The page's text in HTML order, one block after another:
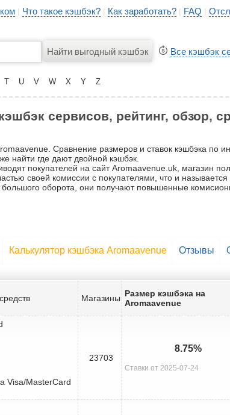
| Что такое кэшбэк? | Как заработать? | FAQ |
Все кэшбэк
T U V W X Y Z
сервисов, рейтинг, обзор,
Сравнение размеров и ставок кэшбэка
найти где дают двойной кэшбэк.
покупателей на сайт Aromaavenue.uk, магазин
своей комиссии с покупателями, что и
оборота, они получают повышенные
Калькулятор кэшбэка Aromaavenue Отзывы
Магазины Размер кэшбэка на
Aromaavenue
Visa/MasterCard
23703
8.75%
Ставки от 2025-07-24